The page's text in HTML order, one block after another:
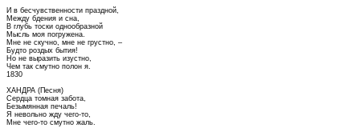
И в бесчувственности праздной,
Между бдения и сна,
В глубь тоски однообразной
Мысль моя погружена.
Мне не скучно, мне не грустно, –
Будто роздых бытия!
Но не выразить изустно,
Чем так смутно полон я.
1830
ХАНДРА (Песня)
Сердца томная забота,
Безымянная печаль!
Я невольно жду чего-то,
Мне чего-то смутно жаль.